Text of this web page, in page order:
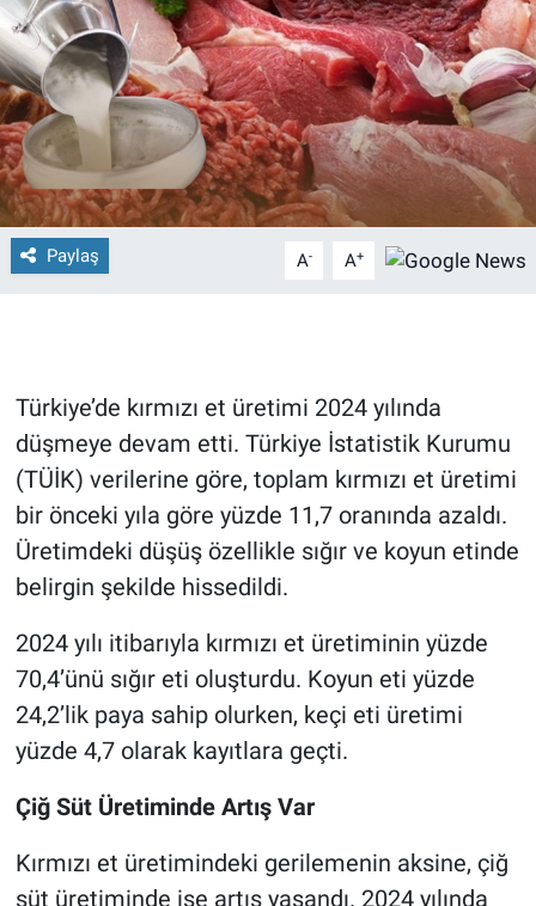
Paylaş A- A+
Türkiye’de kırmızı et üretimi 2024 yılında
düşmeye devam etti. Türkiye İstatistik Kurumu
(TÜİK) verilerine göre, toplam kırmızı et üretimi
bir önceki yıla göre yüzde 11,7 oranında azaldı.
Üretimdeki düşüş özellikle sığır ve koyun etinde
belirgin şekilde hissedildi.
2024 yılı itibarıyla kırmızı et üretiminin yüzde
70,4’ünü sığır eti oluşturdu. Koyun eti yüzde
24,2’lik paya sahip olurken, keçi eti üretimi
yüzde 4,7 olarak kayıtlara geçti.
Çiğ Süt Üretiminde Artış Var
Kırmızı et üretimindeki gerilemenin aksine, çiğ
süt üretiminde ise artış yaşandı. 2024 yılında